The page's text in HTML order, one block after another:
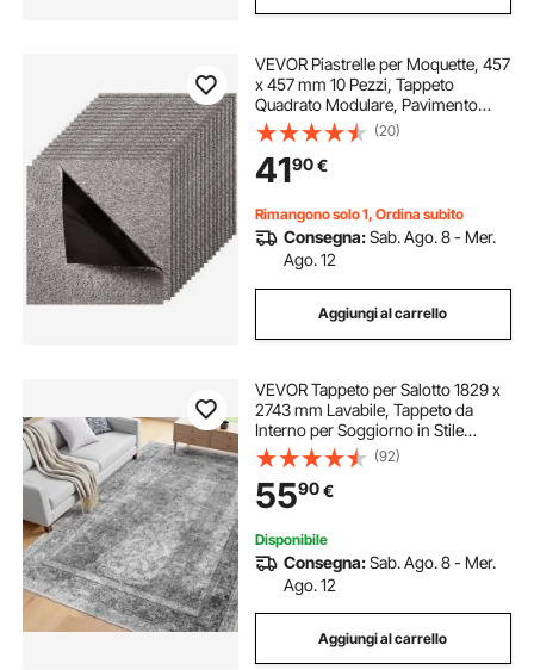
VEVOR Piastrelle per Moquette, 457
x 457 mm 10 Pezzi, Tappeto
Quadrato Modulare, Pavimento
Morbido Imbottito per Copertura
Senza Cuciture 2,09 ㎡, per
Soggiorno Camera da Letto,
Marrone Scuro
(20)
4190€
Rimangono solo 1, Ordina subito
Consegna:Sab. Ago. 8 - Mer.
Ago. 12
Aggiungi al carrello
VEVOR Tappeto per Salotto 1829 x
2743 mm Lavabile, Tappeto da
Interno per Soggiorno in Stile
Bohémien, Antiscivolo e
Antistrappo, per Animali Domestici
e Bambini, Camera da Letto,
Soggiorno, Grigio
(92)
5590€
Disponibile
Consegna:Sab. Ago. 8 - Mer.
Ago. 12
Aggiungi al carrello